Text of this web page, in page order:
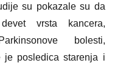
su pokazale su da
vrsta kancera,
bolesti,
je posledica starenja i